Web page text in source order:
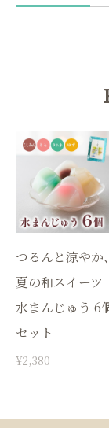
つるんと涼やか、
夏の和スイーツ｜
水まんじゅう 6
セット
¥2,380